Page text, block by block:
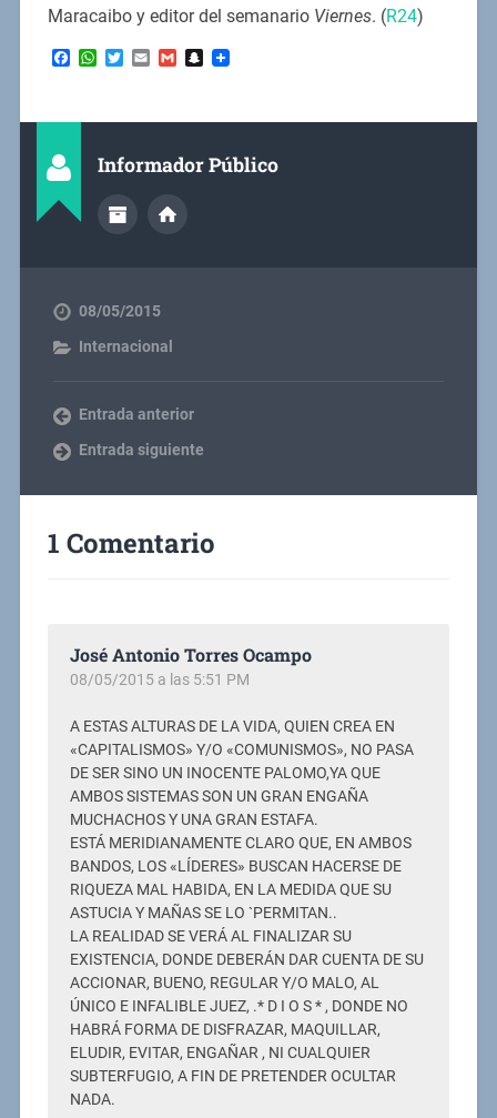
Maracaibo y editor del semanario Viernes. (R24)
Facebook
WhatsApp
Twitter
EmailGmailSnapchat
Informador Público
08/05/2015
Internacional
Entrada anterior
Entrada siguiente
1 Comentario
José Antonio Torres Ocampo
08/05/2015 a las 5:51 PM
A ESTAS ALTURAS DE LA VIDA, QUIEN CREA EN
«CAPITALISMOS» Y/O «COMUNISMOS», NO PASA
DE SER SINO UN INOCENTE PALOMO,YA QUE
AMBOS SISTEMAS SON UN GRAN ENGAÑA
MUCHACHOS Y UNA GRAN ESTAFA.
ESTÁ MERIDIANAMENTE CLARO QUE, EN AMBOS
BANDOS, LOS «LÍDERES» BUSCAN HACERSE DE
RIQUEZA MAL HABIDA, EN LA MEDIDA QUE SU
ASTUCIA Y MAÑAS SE LO `PERMITAN..
LA REALIDAD SE VERÁ AL FINALIZAR SU
EXISTENCIA, DONDE DEBERÁN DAR CUENTA DE SU
ACCIONAR, BUENO, REGULAR Y/O MALO, AL
ÚNICO E INFALIBLE JUEZ, .* D I O S * , DONDE NO
HABRÁ FORMA DE DISFRAZAR, MAQUILLAR,
ELUDIR, EVITAR, ENGAÑAR , NI CUALQUIER
SUBTERFUGIO, A FIN DE PRETENDER OCULTAR
NADA.